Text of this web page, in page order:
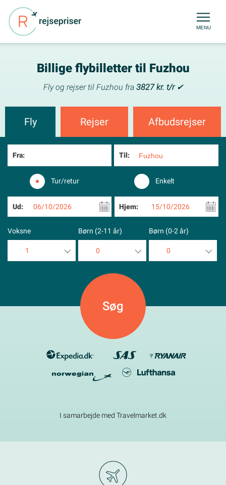
MENU
Billige flybilletter til Fuzhou
Fly og rejser til Fuzhou fra 3827 kr. t/r✔
Fly Rejser Afbudsrejser
Fra: Til:
Tur/retur Enkelt
Ud: 06/10/2026 Hjem: 15/10/2026
Voksne
1
Børn (2-11 år)
0
5
Børn (0-2 år)
0
I samarbejde med Travelmarket.dk